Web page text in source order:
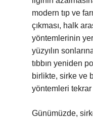
modern tıp ve
çıkması, halk
yöntemlerinin
yüzyılın
tıbbın yeniden
birlikte, sirke ve
yöntemleri
Günümüzde,